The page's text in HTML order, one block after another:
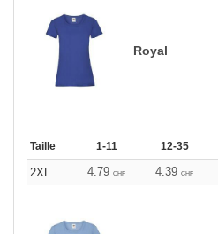
Royal
Taille 1-11 12-35
2XL 4.79 CHF 4.39 CHF